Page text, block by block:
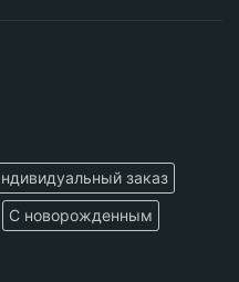
заказ
С новорожденным